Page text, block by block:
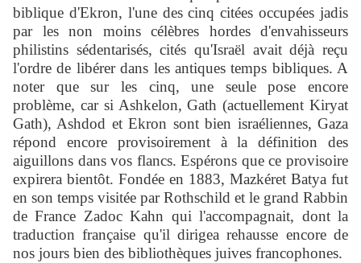
biblique d'Ekron, l'une des cinq citées occupées jadis
par les non moins célèbres hordes d'envahisseurs
philistins sédentarisés, cités qu'Israël avait déjà reçu
l'ordre de libérer dans les antiques temps bibliques. A
noter que sur les cinq, une seule pose encore
problème, car si Ashkelon, Gath (actuellement Kiryat
Gath), Ashdod et Ekron sont bien israéliennes, Gaza
répond encore provisoirement à la définition des
aiguillons dans vos flancs. Espérons que ce provisoire
expirera bientôt. Fondée en 1883, Mazkéret Batya fut
en son temps visitée par Rothschild et le grand Rabbin
de France Zadoc Kahn qui l'accompagnait, dont la
traduction française qu'il dirigea rehausse encore de
nos jours bien des bibliothèques juives francophones.